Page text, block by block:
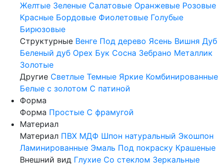
Желтые Зеленые Салатовые Оранжевые Розовые
Красные Бордовые Фиолетовые Голубые
Бирюзовые
Структурные Венге Под дерево Ясень Вишня Дуб
Беленый дуб Орех Бук Сосна Зебрано Металлик
Золотые
Другие Светлые Темные Яркие Комбинированные
Белые с золотом С патиной
Форма
Форма Простые С фрамугой
Материал
Материал ПВХ МДФ Шпон натуральный Экошпон
Ламинированные Эмаль Под покраску Крашеные
Внешний вид Глухие Со стеклом Зеркальные